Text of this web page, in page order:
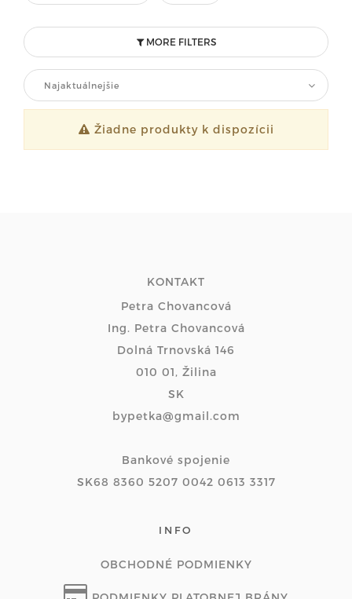
MORE FILTERS
Najaktuálnejšie
Žiadne produkty k dispozícii
KONTAKT
Petra Chovancová
Ing. Petra Chovancová
Dolná Trnovská 146
010 01, Žilina
SK
bypetka@gmail.com
Bankové spojenie
SK68 8360 5207 0042 0613 3317
INFO
OBCHODNÉ PODMIENKY